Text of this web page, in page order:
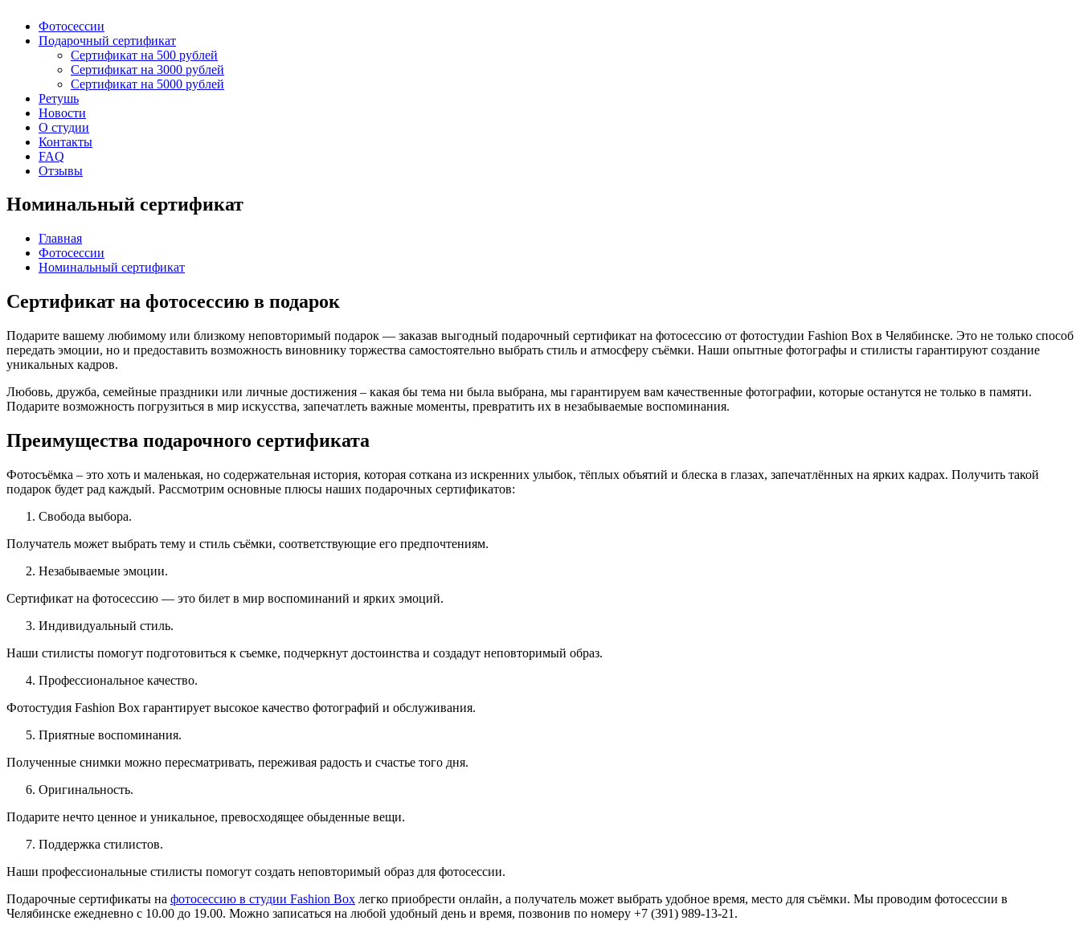
Фотосессии
Подарочный сертификат
Сертификат на 500 рублей
Сертификат на 3000 рублей
Сертификат на 5000 рублей
Ретушь
Новости
О студии
Контакты
FAQ
Отзывы
Номинальный сертификат
Главная
Фотосессии
Номинальный сертификат
Сертификат на фотосессию в подарок
Подарите вашему любимому или близкому неповторимый подарок — заказав выгодный подарочный сертификат на фотосессию от фотостудии Fashion Box в Челябинске. Это не только способ
передать эмоции, но и предоставить возможность виновнику торжества самостоятельно выбрать стиль и атмосферу съёмки. Наши опытные фотографы и стилисты гарантируют создание
уникальных кадров.
Любовь, дружба, семейные праздники или личные достижения – какая бы тема ни была выбрана, мы гарантируем вам качественные фотографии, которые останутся не только в памяти.
Подарите возможность погрузиться в мир искусства, запечатлеть важные моменты, превратить их в незабываемые воспоминания.
Преимущества подарочного сертификата
Фотосъёмка – это хоть и маленькая, но содержательная история, которая соткана из искренних улыбок, тёплых объятий и блеска в глазах, запечатлённых на ярких кадрах. Получить такой
подарок будет рад каждый. Рассмотрим основные плюсы наших подарочных сертификатов:
Свобода выбора.
Получатель может выбрать тему и стиль съёмки, соответствующие его предпочтениям.
Незабываемые эмоции.
Сертификат на фотосессию — это билет в мир воспоминаний и ярких эмоций.
Индивидуальный стиль.
Наши стилисты помогут подготовиться к съемке, подчеркнут достоинства и создадут неповторимый образ.
Профессиональное качество.
Фотостудия Fashion Box гарантирует высокое качество фотографий и обслуживания.
Приятные воспоминания.
Полученные снимки можно пересматривать, переживая радость и счастье того дня.
Оригинальность.
Подарите нечто ценное и уникальное, превосходящее обыденные вещи.
Поддержка стилистов.
Наши профессиональные стилисты помогут создать неповторимый образ для фотосессии.
Подарочные сертификаты на фотосессию в студии Fashion Box легко приобрести онлайн, а получатель может выбрать удобное время, место для съёмки. Мы проводим фотосессии в
Челябинске ежедневно с 10.00 до 19.00. Можно записаться на любой удобный день и время, позвонив по номеру +7 (391) 989-13-21.